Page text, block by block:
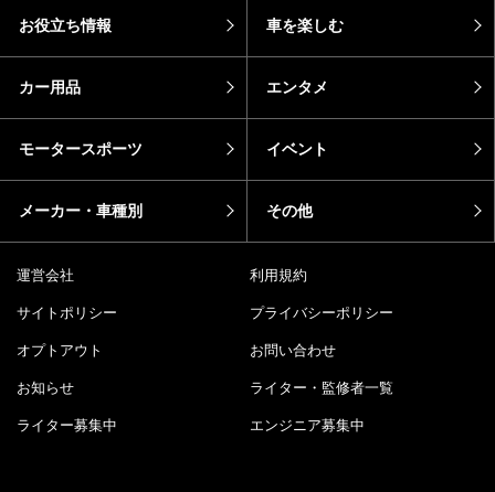
お役立ち情報 車を楽しむ
カー用品 エンタメ
モータースポーツ イベント
メーカー・車種別 その他
運営会社 利用規約
サイトポリシー プライバシーポリシー
オプトアウト お問い合わせ
お知らせ ライター・監修者一覧
ライター募集中 エンジニア募集中